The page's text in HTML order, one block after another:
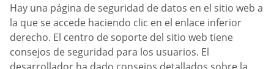
Hay una página de seguridad de datos en el sitio web a
la que se accede haciendo clic en el enlace inferior
derecho. El centro de soporte del sitio web tiene
consejos de seguridad para los usuarios. El